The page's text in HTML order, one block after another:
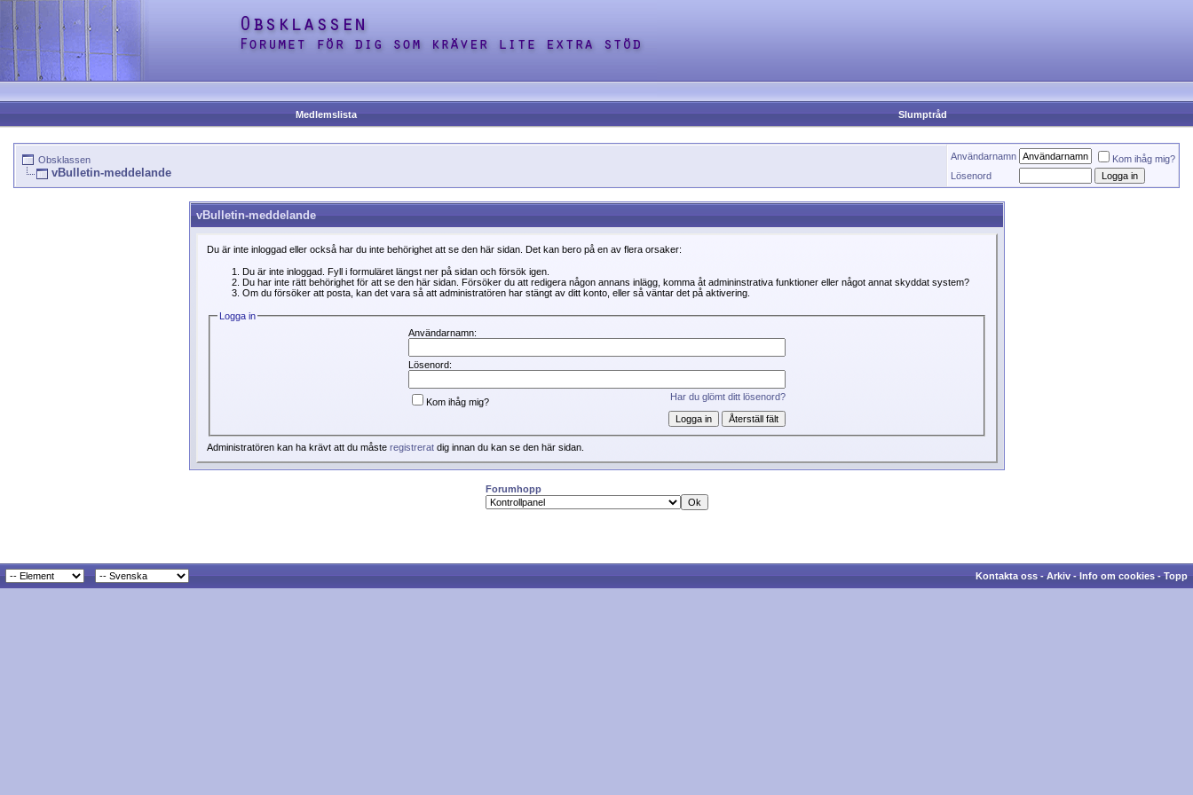
Medlemslista Slumptråd
Obsklassen
vBulletin-meddelande
Användarnamn
Kom ihåg mig?
Lösenord
vBulletin-meddelande
Du är inte inloggad eller också har du inte behörighet att se den här sidan. Det kan bero på en av flera orsaker:
Du är inte inloggad. Fyll i formuläret längst ner på sidan och försök igen.
Du har inte rätt behörighet för att se den här sidan. Försöker du att redigera någon annans inlägg, komma åt admininstrativa funktioner eller något annat skyddat system?
Om du försöker att posta, kan det vara så att administratören har stängt av ditt konto, eller så väntar det på aktivering.
Logga in
Användarnamn:
Lösenord:
Har du glömt ditt lösenord?
Kom ihåg mig?
Administratören kan ha krävt att du måste registreratdig innan du kan se den här sidan.
Forumhopp
Kontakta oss-Arkiv-Info om cookies-Topp